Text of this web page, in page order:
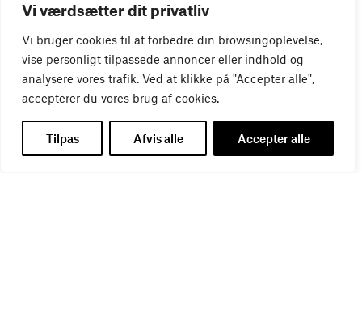
Vi værdsætter dit privatliv
Vi bruger cookies til at forbedre din browsingoplevelse,
vise personligt tilpassede annoncer eller indhold og
analysere vores trafik. Ved at klikke på "Accepter alle",
accepterer du vores brug af cookies.
Tilpas Afvis alle Accepter alle